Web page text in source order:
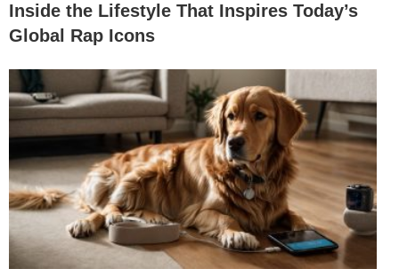
Inside the Lifestyle That Inspires Today’s
Global Rap Icons